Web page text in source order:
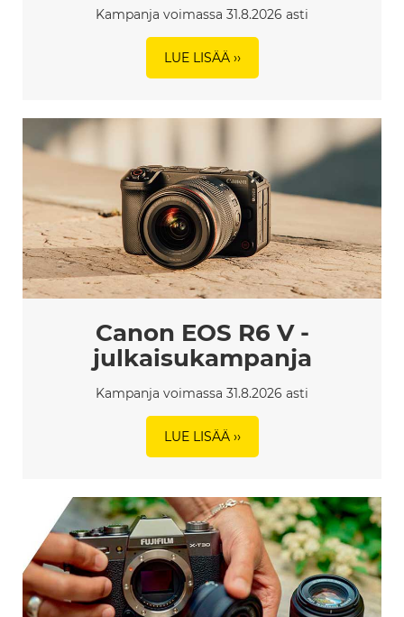
Kampanja voimassa 31.8.2026 asti
LUE LISÄÄ ››
Canon EOS R6 V -
julkaisukampanja
Kampanja voimassa 31.8.2026 asti
LUE LISÄÄ ››